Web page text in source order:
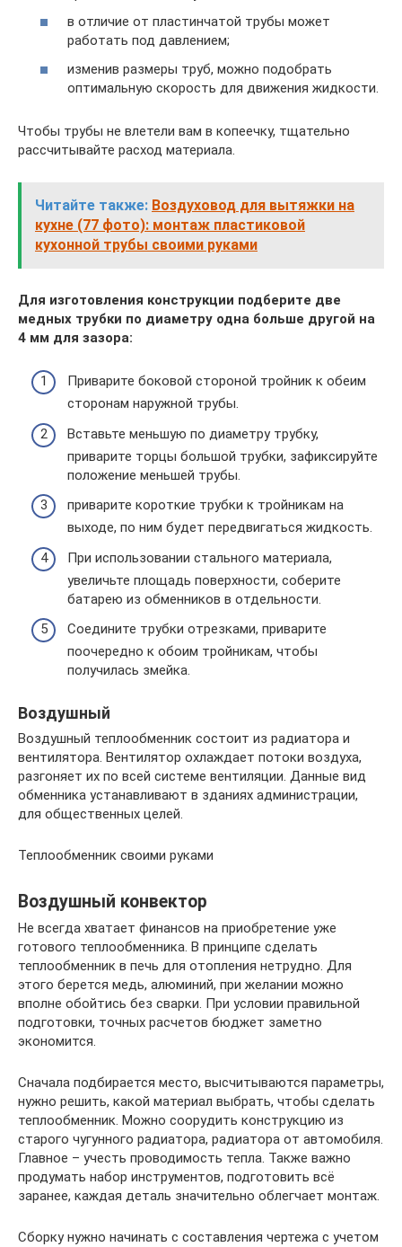
в отличие от пластинчатой трубы может
работать под давлением;
изменив размеры труб, можно подобрать
оптимальную скорость для движения жидкости.
Чтобы трубы не влетели вам в копеечку, тщательно
рассчитывайте расход материала.
Читайте также: Воздуховод для вытяжки на
кухне (77 фото): монтаж пластиковой
кухонной трубы своими руками
Для изготовления конструкции подберите две
медных трубки по диаметру одна больше другой на
4 мм для зазора:
Приварите боковой стороной тройник к обеим
сторонам наружной трубы.
Вставьте меньшую по диаметру трубку,
приварите торцы большой трубки, зафиксируйте
положение меньшей трубы.
приварите короткие трубки к тройникам на
выходе, по ним будет передвигаться жидкость.
При использовании стального материала,
увеличьте площадь поверхности, соберите
батарею из обменников в отдельности.
Соедините трубки отрезками, приварите
поочередно к обоим тройникам, чтобы
получилась змейка.
Воздушный
Воздушный теплообменник состоит из радиатора и
вентилятора. Вентилятор охлаждает потоки воздуха,
разгоняет их по всей системе вентиляции. Данные вид
обменника устанавливают в зданиях администрации,
для общественных целей.
Теплообменник своими руками
Воздушный конвектор
Не всегда хватает финансов на приобретение уже
готового теплообменника. В принципе сделать
теплообменник в печь для отопления нетрудно. Для
этого берется медь, алюминий, при желании можно
вполне обойтись без сварки. При условии правильной
подготовки, точных расчетов бюджет заметно
экономится.
Сначала подбирается место, высчитываются параметры,
нужно решить, какой материал выбрать, чтобы сделать
теплообменник. Можно соорудить конструкцию из
старого чугунного радиатора, радиатора от автомобиля.
Главное – учесть проводимость тепла. Также важно
продумать набор инструментов, подготовить всё
заранее, каждая деталь значительно облегчает монтаж.
Сборку нужно начинать с составления чертежа с учетом